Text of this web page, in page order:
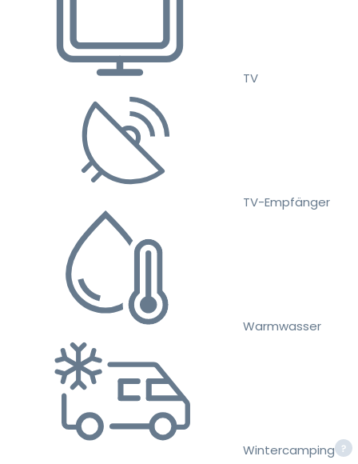
TV
TV-Empfänger
Warmwasser
Wintercamping